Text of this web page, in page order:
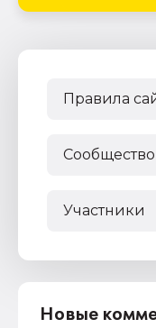
Правила
Сообщество
Участники
Новые